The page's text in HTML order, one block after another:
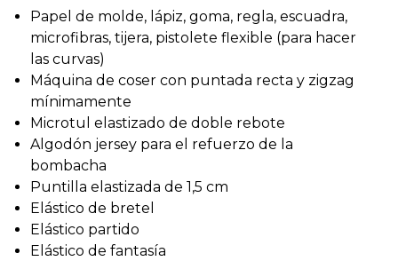
Papel de molde, lápiz, goma, regla, escuadra,
microfibras, tijera, pistolete flexible (para hacer
las curvas)
Máquina de coser con puntada recta y zigzag
mínimamente
Microtul elastizado de doble rebote
Algodón jersey para el refuerzo de la
bombacha
Puntilla elastizada de 1,5 cm
Elástico de bretel
Elástico partido
Elástico de fantasía